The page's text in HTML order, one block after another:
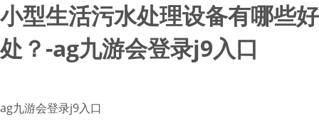
小型生活污水处理设备有哪些好
处？-ag九游会登录j9入口
ag九游会登录j9入口